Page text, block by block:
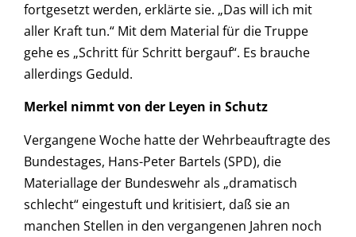
fortgesetzt werden, erklärte sie. „Das will ich mit
aller Kraft tun.“ Mit dem Material für die Truppe
gehe es „Schritt für Schritt bergauf“. Es brauche
allerdings Geduld.
Merkel nimmt von der Leyen in Schutz
Vergangene Woche hatte der Wehrbeauftragte des
Bundestages, Hans-Peter Bartels (SPD), die
Materiallage der Bundeswehr als „dramatisch
schlecht“ eingestuft und kritisiert, daß sie an
manchen Stellen in den vergangenen Jahren noch